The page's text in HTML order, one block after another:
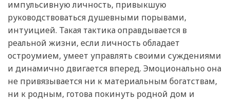
импульсивную личность, привыкшую
руководствоваться душевными порывами,
интуицией. Такая тактика оправдывается в
реальной жизни, если личность обладает
остроумием, умеет управлять своими суждениями
и динамично двигается вперед. Эмоционально она
не привязывается ни к материальным богатствам,
ни к родным, готова покинуть родной дом и